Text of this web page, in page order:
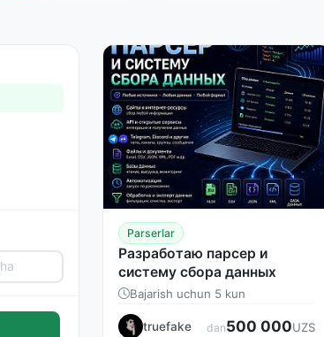
Parserlar
Разработаю парсер и
систему сбора данных
Bajarish uchun 5 kun
truefake dan500 000UZS